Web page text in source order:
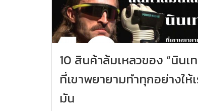
10 สินค้าล้มเหลวของ “นินเ
ที่เขาพยายามทำทุกอย่างให้
มัน